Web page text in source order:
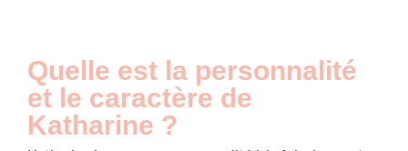
Quelle est la personnalité
et le caractère de
Katharine ?